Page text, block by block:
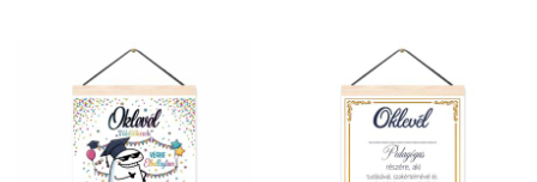
Hozzáadás a kívánságlistához
Összehasonlítás